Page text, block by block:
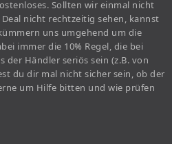
Sollten wir einmal nicht
nicht rechtzeitig sehen, kannst
uns umgehend um die
immer die 10% Regel, die bei
der Händler seriös sein (z.B. von
du dir mal nicht sicher sein, ob der
um Hilfe bitten und wie prüfen